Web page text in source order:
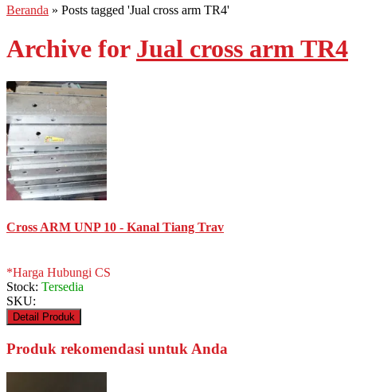
Beranda » Posts tagged 'Jual cross arm TR4'
Archive for Jual cross arm TR4
Cross ARM UNP 10 - Kanal Tiang Trav
*Harga Hubungi CS
Stock: Tersedia
SKU:
Detail Produk
Produk rekomendasi untuk Anda